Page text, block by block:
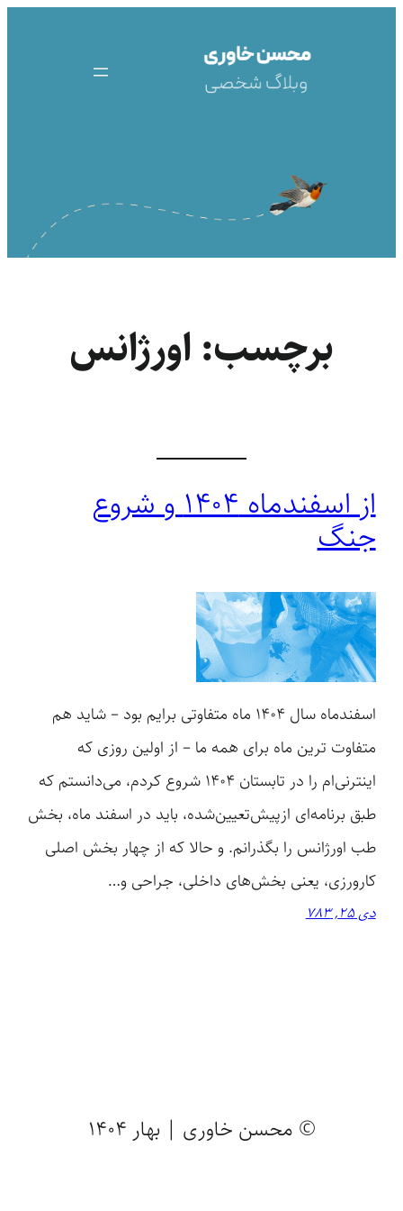
برچسب: اورژانس
از اسفندماه ۱۴۰۴ و شروع
جنگ
اسفندماه سال ۱۴۰۴ ماه متفاوتی برایم بود – شاید هم
متفاوت ترین ماه برای همه ما – از اولین روزی که
اینترنی‌ام را در تابستان 1404 شروع کردم، می‌دانستم که
طبق برنامه‌ای ازپیش‌تعیین‌شده، باید در اسفند ماه، بخش
طب اورژانس را بگذرانم. و حالا که از چهار بخش اصلی
کارورزی، یعنی بخش‌های داخلی، جراحی و…
دی 25, 783
© محسن خاوری | بهار 1404